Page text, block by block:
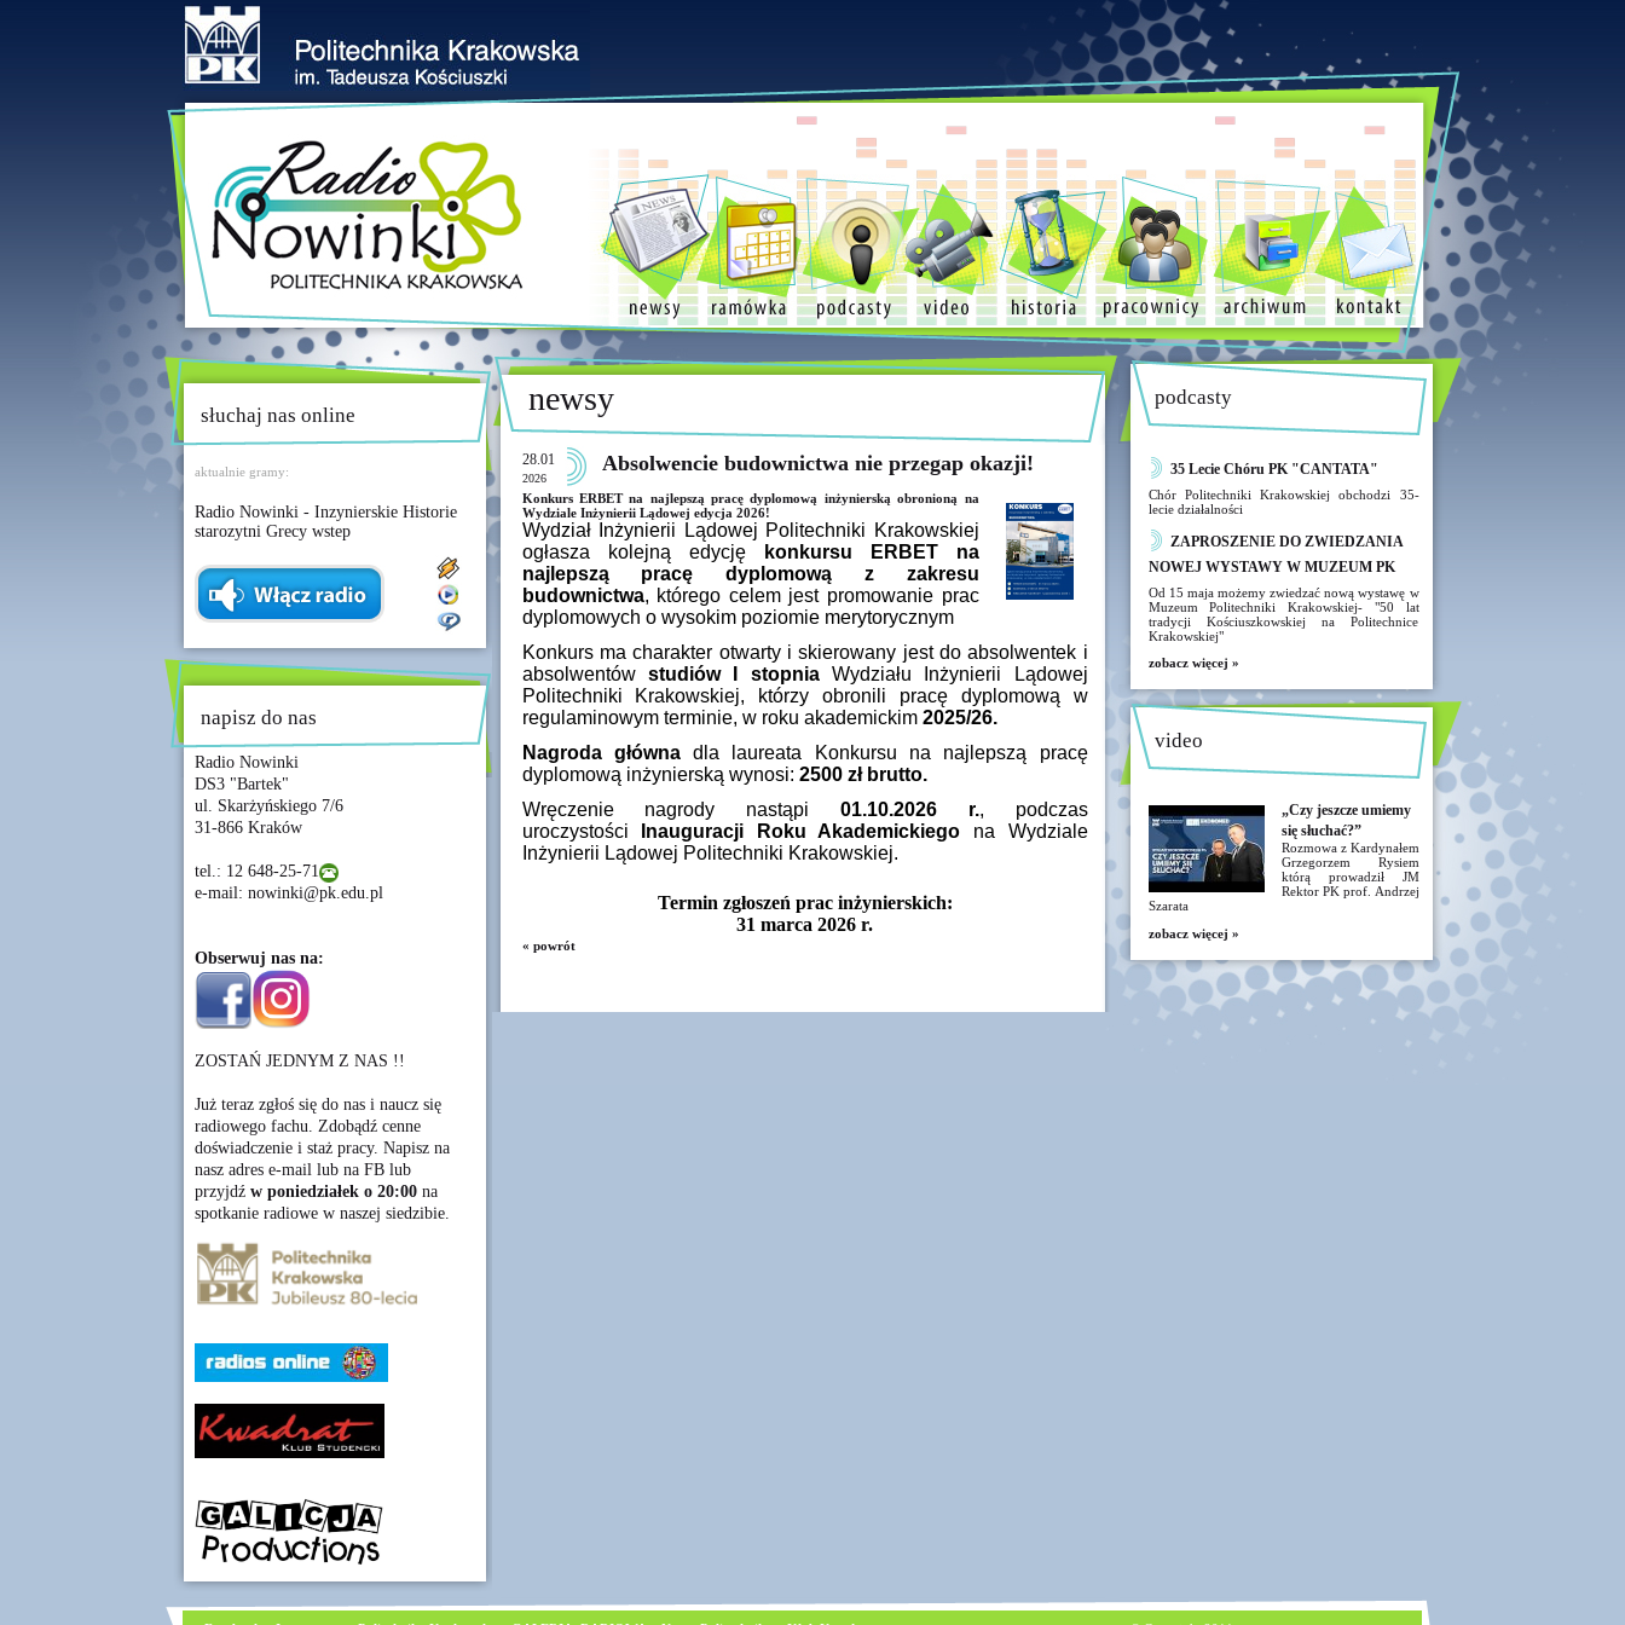
słuchaj nas online
aktualnie gramy:
Radio Nowinki - Inzynierskie Historie
starozytni Grecy wstep
napisz do nas
Radio Nowinki
DS3 "Bartek"
ul. Skarżyńskiego 7/6
31-866 Kraków
tel.: 12 648-25-71
e-mail: nowinki@pk.edu.pl
Obserwuj nas na:
ZOSTAŃ JEDNYM Z NAS !!
Już teraz zgłoś się do nas i naucz się
radiowego fachu. Zdobądź cenne
doświadczenie i staż pracy. Napisz na
nasz adres e-mail lub na FB lub
przyjdź w poniedziałek o 20:00na
spotkanie radiowe w naszej siedzibie.
newsy
28.01
2026
Absolwencie budownictwa nie przegap okazji!
Konkurs ERBET na najlepszą pracę dyplomową inżynierską obronioną na
Wydziale Inżynierii Lądowej edycja 2026!
Wydział Inżynierii Lądowej Politechniki Krakowskiej
ogłasza kolejną edycję
konkursu ERBET na
najlepszą pracę dyplomową z zakresu
budownictwa, którego celem jest promowanie prac
dyplomowych o wysokim poziomie merytorycznym
Konkurs ma charakter otwarty i skierowany jest do absolwentek i
absolwentów studiów I stopnia Wydziału Inżynierii Lądowej
Politechniki Krakowskiej, którzy obronili pracę dyplomową w
regulaminowym terminie, w roku akademickim 2025/26.
Nagroda głównadla laureata Konkursu na najlepszą pracę
dyplomową inżynierską wynosi: 2500 zł brutto.
Wręczenie nagrody nastąpi 01.10.2026 r., podczas
uroczystości
Inauguracji Roku Akademickiego na Wydziale
Inżynierii Lądowej Politechniki Krakowskiej.
Termin zgłoszeń prac inżynierskich:
31 marca 2026 r.
« powrót
podcasty
35 Lecie Chóru PK "CANTATA"
Chór Politechniki Krakowskiej obchodzi 35-
lecie działalności
ZAPROSZENIE DO ZWIEDZANIA
NOWEJ WYSTAWY W MUZEUM PK
Od 15 maja możemy zwiedzać nową wystawę w
Muzeum Politechniki Krakowskiej- "50 lat
tradycji Kościuszkowskiej na Politechnice
Krakowskiej"
zobacz więcej »
video
„Czy jeszcze umiemy
się słuchać?”
Rozmowa z Kardynałem
Grzegorzem Rysiem
którą prowadził JM
Rektor PK prof. Andrzej
Szarata
zobacz więcej »